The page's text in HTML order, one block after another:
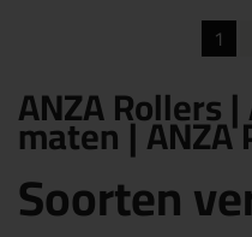
1
ANZA Rollers
maten | ANZA
Soorten